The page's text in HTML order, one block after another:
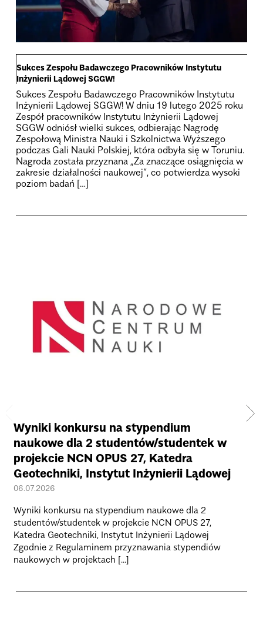
Sukces Zespołu Badawczego Pracowników Instytutu
Inżynierii Lądowej SGGW!
Sukces Zespołu Badawczego Pracowników Instytutu
Inżynierii Lądowej SGGW! W dniu 19 lutego 2025 roku
Zespół pracowników Instytutu Inżynierii Lądowej
SGGW odniósł wielki sukces, odbierając Nagrodę
Zespołową Ministra Nauki i Szkolnictwa Wyższego
podczas Gali Nauki Polskiej, która odbyła się w Toruniu.
Nagroda została przyznana „Za znaczące osiągnięcia w
zakresie działalności naukowej”, co potwierdza wysoki
poziom badań […]
Wyniki konkursu na stypendium
naukowe dla 2 studentów/studentek w
projekcie NCN OPUS 27, Katedra
Geotechniki, Instytut Inżynierii Lądowej
06.07.2026
Wyniki konkursu na stypendium naukowe dla 2
studentów/studentek w projekcie NCN OPUS 27,
Katedra Geotechniki, Instytut Inżynierii Lądowej
Zgodnie z Regulaminem przyznawania stypendiów
naukowych w projektach [...]